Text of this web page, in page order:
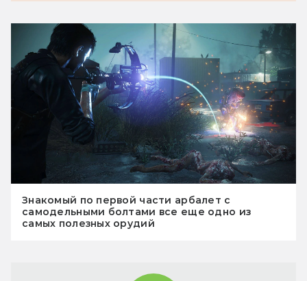
Знакомый по первой части арбалет с
самодельными болтами все еще одно из
самых полезных орудий